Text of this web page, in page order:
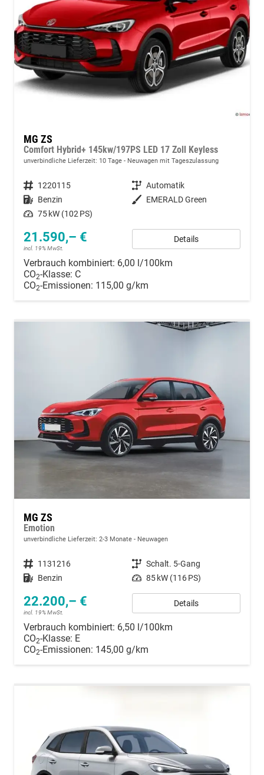
MG ZS
Comfort Hybrid+ 145kw/197PS LED 17 Zoll Keyless
unverbindliche Lieferzeit: 10 Tage Neuwagen mit Tageszulassung
Fahrzeugnummer 1220115 Getriebe Automatik
Kraftstoff Benzin Außenfarbe EMERALD Green
Leistung 75 kW (102 PS)
21.590,– €
incl. 19% MwSt.
Details
Verbrauch kombiniert: 6,00 l/100km
CO2-Klasse: C
CO2-Emissionen: 115,00 g/km
MG ZS
Emotion
unverbindliche Lieferzeit: 2-3 Monate Neuwagen
Fahrzeugnummer 1131216 Getriebe Schalt. 5-Gang
Kraftstoff Benzin Leistung 85 kW (116 PS)
22.200,– €
incl. 19% MwSt.
Details
Verbrauch kombiniert: 6,50 l/100km
CO2-Klasse: E
CO2-Emissionen: 145,00 g/km